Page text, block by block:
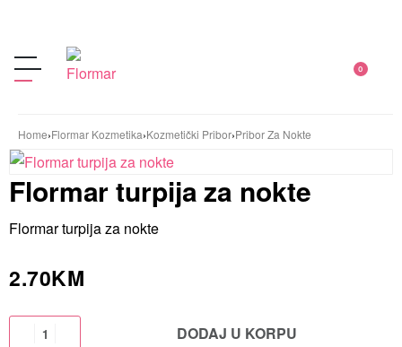
0
Home›Flormar Kozmetika›Kozmetički Pribor›Pribor Za Nokte
Flormar turpija za nokte
Flormar turpija za nokte
2.70KM
DODAJ U KORPU